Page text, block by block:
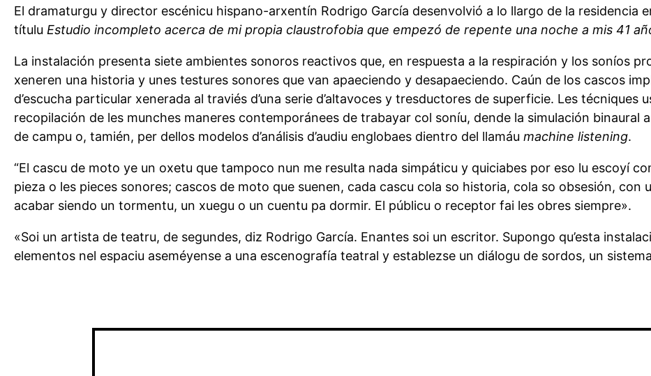
El dramaturgu y director escénicu hispano-arxentín Rodrigo García desenvolvió a lo llargo de la residencia
títulu Estudio incompleto acerca de mi propia claustrofobia que empezó de repente una noche a mis 41
La instalación presenta siete ambientes sonoros reactivos que, en respuesta a la respiración y los soníos
xeneren una historia y unes testures sonores que van apaeciendo y desapaeciendo. Caún de los cascos
d’escucha particular xenerada al traviés d’una serie d’altavoces y tresductores de superficie. Les técniques
recopilación de les munches maneres contemporánees de trabayar col soníu, dende la simulación binaural
de campu o, tamién, per dellos modelos d’análisis d’audiu englobaes dientro del llamáu machine listening.
“El cascu de moto ye un oxetu que tampoco nun me resulta nada simpáticu y quiciabes por eso lu escoyí
pieza o les pieces sonores; cascos de moto que suenen, cada cascu cola so historia, cola so obsesión, con
acabar siendo un tormentu, un xuegu o un cuentu pa dormir. El públicu o receptor fai les obres siempre».
«Soi un artista de teatru, de segundes, diz Rodrigo García. Enantes soi un escritor. Supongo qu’esta
elementos nel espaciu aseméyense a una escenografía teatral y establezse un diálogu de sordos, un